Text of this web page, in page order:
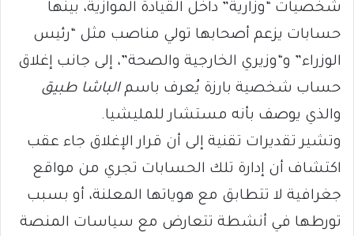
شخصيات “وزارية” داخل القيادة الموازية، بينها
حسابات يزعم أصحابها تولي مناصب مثل “رئيس
الوزراء” و“وزيري الخارجية والصحة”، إلى جانب إغلاق
حساب شخصية بارزة يُعرف باسمالباشا طبيق
والذي يوصف بأنه مستشار للمليشيا.
وتشير تقديرات تقنية إلى أن قرار الإغلاق جاء عقب
اكتشاف أن إدارة تلك الحسابات تجري من مواقع
جغرافية لا تتطابق مع هوياتها المعلنة، أو بسبب
تورطها في أنشطة تتعارض مع سياسات المنصة